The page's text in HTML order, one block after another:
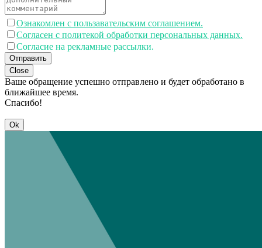
Ознакомлен с пользавательским соглашением.
Согласен с политекой обработки персональных данных.
Согласие на рекламные рассылки.
Отправить
Close
Ваше обращение успешно отправлено и будет обработано в
ближайшее время.
Спасибо!
Ok